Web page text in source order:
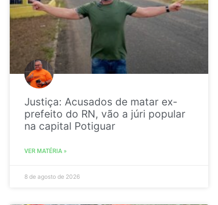
Justiça: Acusados de matar ex-
prefeito do RN, vão a júri popular
na capital Potiguar
VER MATÉRIA »
8 de agosto de 2026